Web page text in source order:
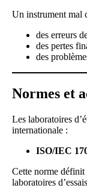
Un instrument mal
des erreurs
des pertes
des
Normes et
Les laboratoires
internationale :
ISO/IEC
Cette norme définit
laboratoires